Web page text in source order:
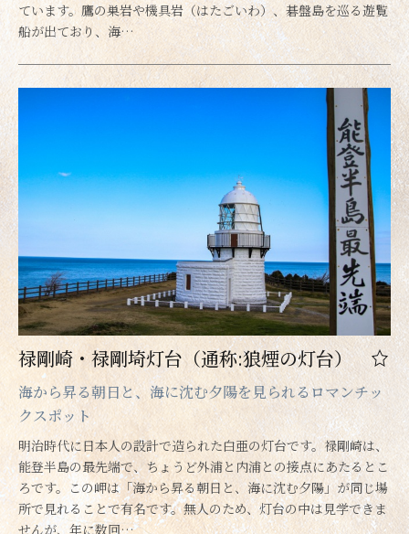
ています。鷹の巣岩や機具岩（はたごいわ）、碁盤島を巡る遊覧
船が出ており、海…
禄剛崎・禄剛埼灯台（通称:狼煙の灯台）
海から昇る朝日と、海に沈む夕陽を見られるロマンチッ
クスポット
明治時代に日本人の設計で造られた白亜の灯台です。禄剛崎は、
能登半島の最先端で、ちょうど外浦と内浦との接点にあたるとこ
ろです。この岬は「海から昇る朝日と、海に沈む夕陽」が同じ場
所で見れることで有名です。無人のため、灯台の中は見学できま
せんが、年に数回…